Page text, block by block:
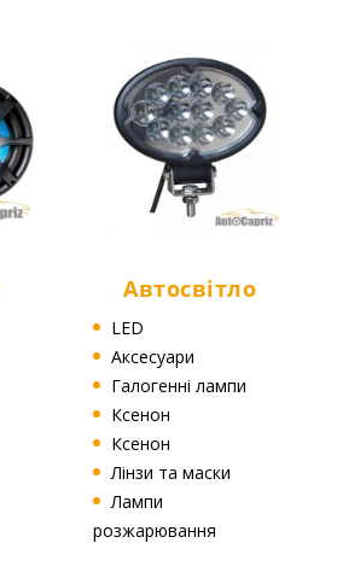
Автосвітло
LED
Аксесуари
Галогенні лампи
Ксенон
Ксенон
Лінзи та маски
Лампи
розжарювання